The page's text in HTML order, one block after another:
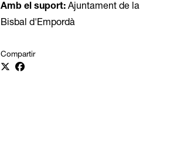
Amb el suport: Ajuntament de la
Bisbal d'Empordà
Compartir